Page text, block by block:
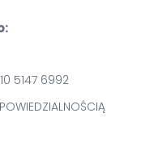
5147 6992